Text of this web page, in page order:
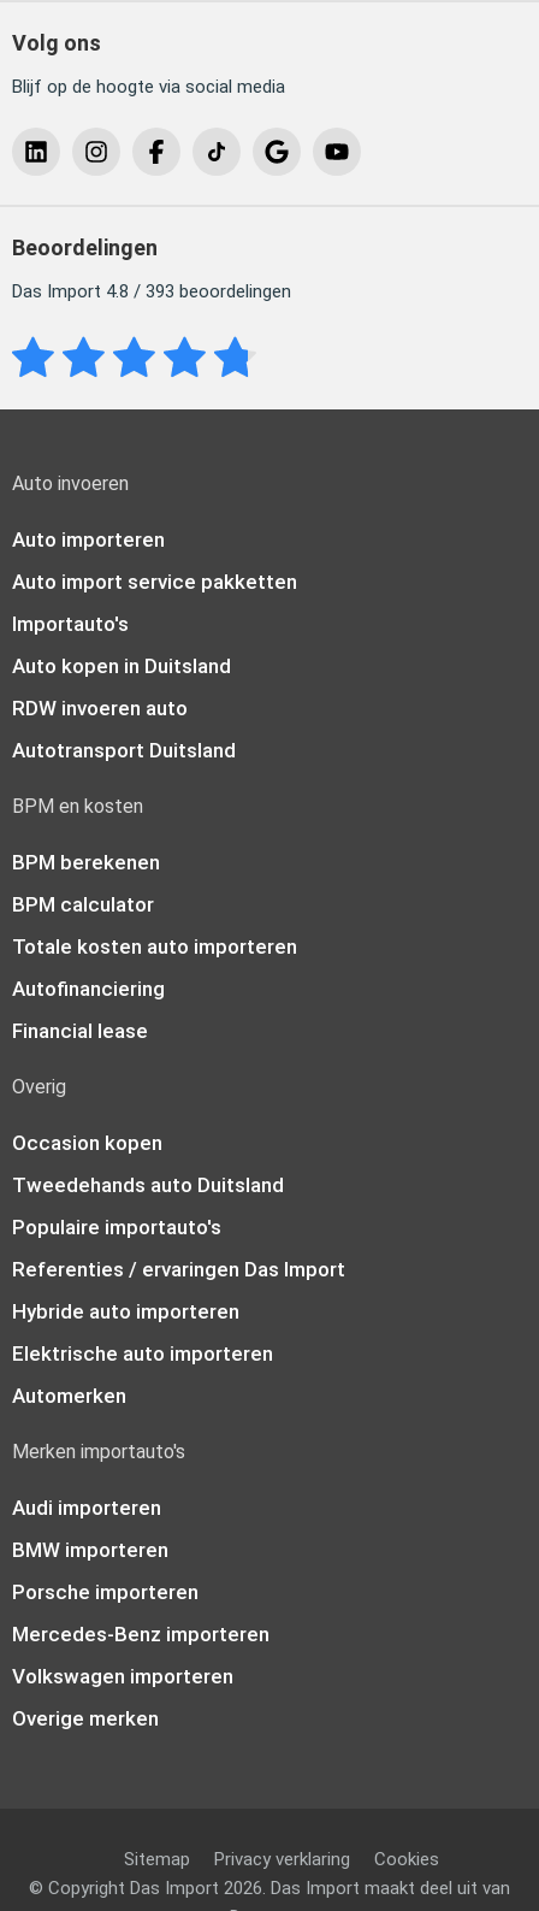
Volg ons
Blijf op de hoogte via social media
Beoordelingen
Das Import 4.8 / 393 beoordelingen
Auto invoeren
Auto importeren
Auto import service pakketten
Importauto's
Auto kopen in Duitsland
RDW invoeren auto
Autotransport Duitsland
BPM en kosten
BPM berekenen
BPM calculator
Totale kosten auto importeren
Autofinanciering
Financial lease
Overig
Occasion kopen
Tweedehands auto Duitsland
Populaire importauto's
Referenties / ervaringen Das Import
Hybride auto importeren
Elektrische auto importeren
Automerken
Merken importauto's
Audi importeren
BMW importeren
Porsche importeren
Mercedes-Benz importeren
Volkswagen importeren
Overige merken
Sitemap Privacy verklaring
Cookies
© Copyright Das Import 2026. Das Import maakt deel uit van